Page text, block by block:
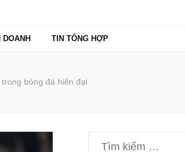
DOANH TIN TỔNG HỢP
bóng đá hiện đại
Tìm